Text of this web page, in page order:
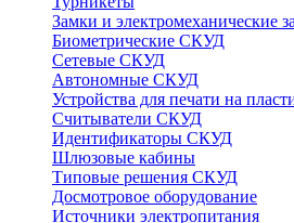
Замки и электромеханические
Биометрические СКУД
Сетевые СКУД
Автономные СКУД
Устройства для печати на
Считыватели СКУД
Идентификаторы СКУД
Шлюзовые кабины
Типовые решения СКУД
Досмотровое оборудование
Источники электропитания